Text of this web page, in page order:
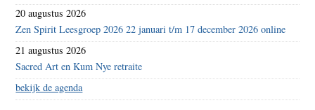
20 augustus 2026
Zen Spirit Leesgroep 2026 22 januari t/m 17 december 2026 online
21 augustus 2026
Sacred Art en Kum Nye retraite
bekijk de agenda